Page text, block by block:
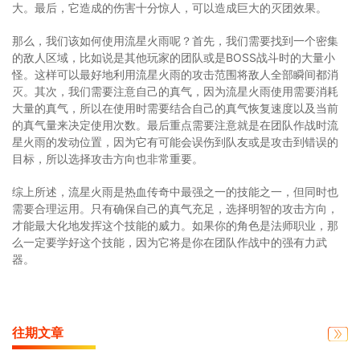
大。最后，它造成的伤害十分惊人，可以造成巨大的灭团效果。
那么，我们该如何使用流星火雨呢？首先，我们需要找到一个密集
的敌人区域，比如说是其他玩家的团队或是BOSS战斗时的大量小
怪。这样可以最好地利用流星火雨的攻击范围将敌人全部瞬间都消
灭。其次，我们需要注意自己的真气，因为流星火雨使用需要消耗
大量的真气，所以在使用时需要结合自己的真气恢复速度以及当前
的真气量来决定使用次数。最后重点需要注意就是在团队作战时流
星火雨的发动位置，因为它有可能会误伤到队友或是攻击到错误的
目标，所以选择攻击方向也非常重要。
综上所述，流星火雨是热血传奇中最强之一的技能之一，但同时也
需要合理运用。只有确保自己的真气充足，选择明智的攻击方向，
才能最大化地发挥这个技能的威力。如果你的角色是法师职业，那
么一定要学好这个技能，因为它将是你在团队作战中的强有力武
器。
往期文章